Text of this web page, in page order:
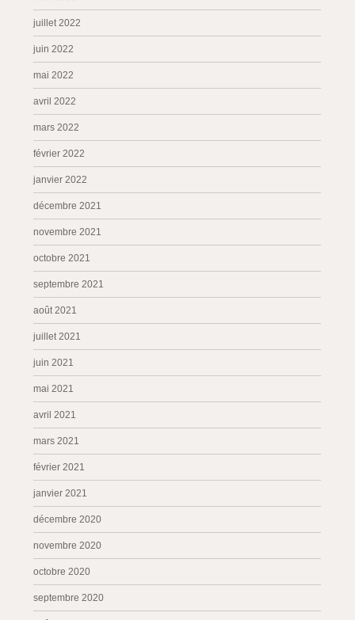
juillet 2022
juin 2022
mai 2022
avril 2022
mars 2022
février 2022
janvier 2022
décembre 2021
novembre 2021
octobre 2021
septembre 2021
août 2021
juillet 2021
juin 2021
mai 2021
avril 2021
mars 2021
février 2021
janvier 2021
décembre 2020
novembre 2020
octobre 2020
septembre 2020